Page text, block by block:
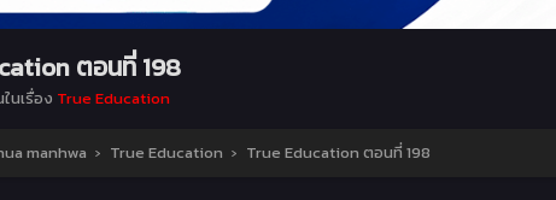
ตอนที่ 198
นเรื่อง True Education
manhwa › True Education › True Education ตอนที่ 198